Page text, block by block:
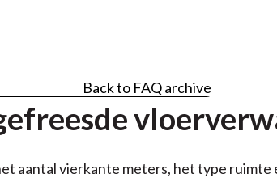
Back to FAQ archive
aantal vierkante meters, het type